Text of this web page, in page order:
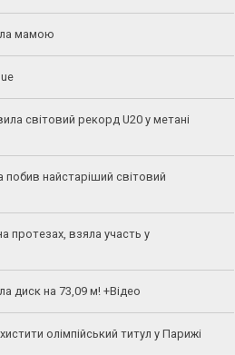
мамою
світовий рекорд U20 у метані
найстаріший світовий
протезах, взяла участь у
диск на 73,09 м! +Відео
олімпійський титул у Парижі